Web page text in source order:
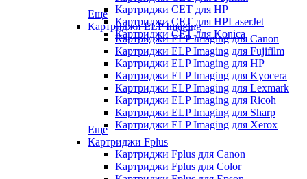
Картриджи CET для HP
Картриджи CET для HPLaserJet
Картриджи CET для Konica
Еще
Картриджи ELP Imaging
Картриджи ELP Imaging для Canon
Картриджи ELP Imaging для Fujifilm
Картриджи ELP Imaging для HP
Картриджи ELP Imaging для Kyocera
Картриджи ELP Imaging для Lexmark
Картриджи ELP Imaging для Ricoh
Картриджи ELP Imaging для Sharp
Картриджи ELP Imaging для Xerox
Еще
Картриджи Fplus
Картриджи Fplus для Canon
Картриджи Fplus для Color